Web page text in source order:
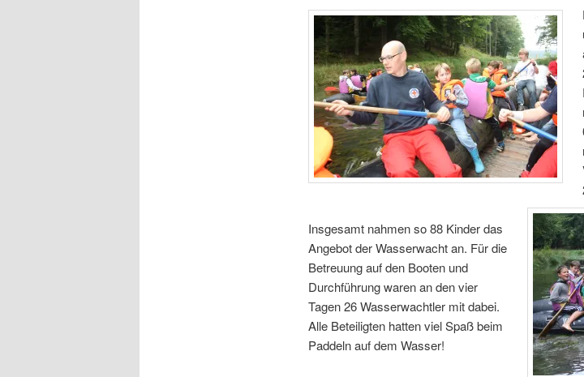
Insgesamt nahmen so 88 Kinder das
Angebot der Wasserwacht an. Für die
Betreuung auf den Booten und
Durchführung waren an den vier
Tagen 26 Wasserwachtler mit dabei.
Alle Beteiligten hatten viel Spaß beim
Paddeln auf dem Wasser!